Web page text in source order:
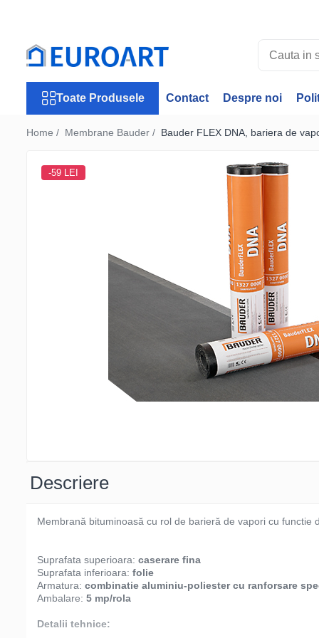
Toate Produsele
Accesorii jgheaburi
Burlane
Accesorii burlane
Rulouri tabla
Toate Produsele Contact Despre noi
Home / Membrane Bauder / Bauder FLEX DNA, bariera de
-59 LEI
Descriere
Membrană bituminoasă cu rol de barieră de vapori cu functie
Suprafata superioara: caserare fina
Suprafata inferioara: folie
Armatura: combinatie aluminiu-poliester cu ranforsare
Ambalare: 5 mp/rola
Detalii tehnice: